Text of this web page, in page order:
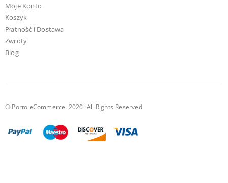
Moje Konto
Koszyk
Płatność i Dostawa
Zwroty
Blog
© Porto eCommerce. 2020. All Rights Reserved